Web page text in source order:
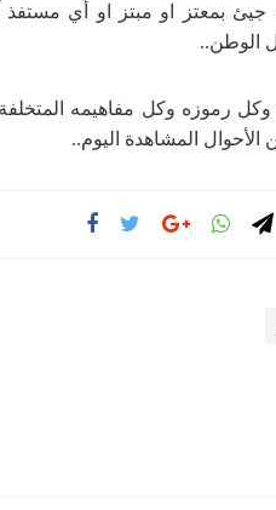
بمعتز او مبتز او أي مستفذ
الوطن..
وكل رموزه وكل مفاهيمه
الأحوال المشاهدة اليوم..